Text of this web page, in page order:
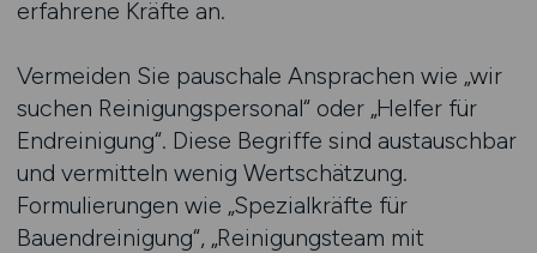
erfahrene Kräfte an.
Vermeiden Sie pauschale Ansprachen wie „wir
suchen Reinigungspersonal“ oder „Helfer für
Endreinigung“. Diese Begriffe sind austauschbar
und vermitteln wenig Wertschätzung.
Formulierungen wie „Spezialkräfte für
Bauendreinigung“, „Reinigungsteam mit